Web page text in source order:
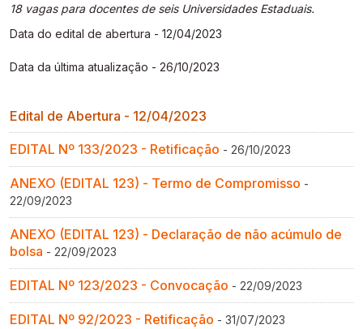
18 vagas para docentes de seis Universidades Estaduais.
Data do edital de abertura - 12/04/2023
Data da última atualização - 26/10/2023
Edital de Abertura - 12/04/2023
EDITAL Nº 133/2023 - Retificação - 26/10/2023
ANEXO (EDITAL 123) - Termo de Compromisso -
22/09/2023
ANEXO (EDITAL 123) - Declaração de não acúmulo de
bolsa - 22/09/2023
EDITAL Nº 123/2023 - Convocação - 22/09/2023
EDITAL Nº 92/2023 - Retificação - 31/07/2023
Gestão de Ambientes Promotores de Inovação
[GAPI]
Especialização em Gestão de Ambientes de
Docência na Educação Infantil [DINF]
Gestão Escolar [GESC]
Gestão de Ambientes Promotores de Inovação
[GAPI]
Especialização em Gestão de Ambientes de
Docência na Educação Infantil [DINF]
Gestão Escolar [GESC]
Gestão de Ambientes Promotores de Inovação
[GAPI]
Especialização em Gestão de Ambientes de
Docência na Educação Infantil [DINF]
Gestão Escolar [GESC]
Gestão de Ambientes Promotores de Inovação
[GAPI]
Especialização em Gestão de Ambientes de
Docência na Educação Infantil [DINF]
Gestão Escolar [GESC]
Gestão de Ambientes Promotores de Inovação
[GAPI]
Especialização em Gestão de Ambientes de
Docência na Educação Infantil [DINF]
Gestão Escolar [GESC]